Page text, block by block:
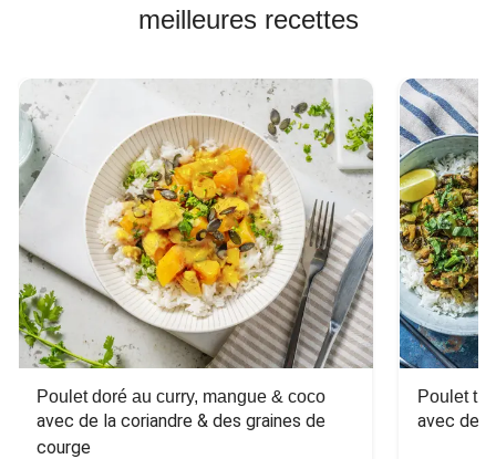
meilleures recettes
Poulet doré au curry, mangue & coco
avec de la coriandre & des graines de
courge
Poulet
avec des